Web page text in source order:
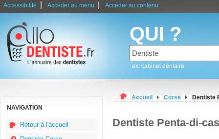
Accessibilité Accéder au menu Accéder au contenu
QUI ?
ex: cabinet dentaire
NAVIGATION
Retour à l'accueil
Accueil Corse Dentiste
Dentiste Penta-di-